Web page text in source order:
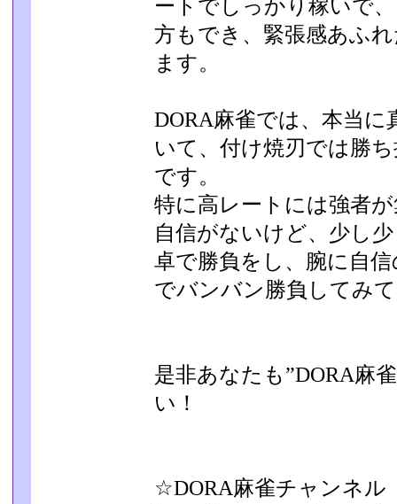
ートでしっかり稼いで
方もでき、緊張感あ­ふ
ます。
DORA麻雀では、本当
いて、付け焼刃では勝
です。
特に高レートには強者
自信がないけど、少し
卓で勝負をし、腕に自
でバンバン勝負してみ
是非あなたも”DORA麻
い！
☆DORA麻雀チャンネル